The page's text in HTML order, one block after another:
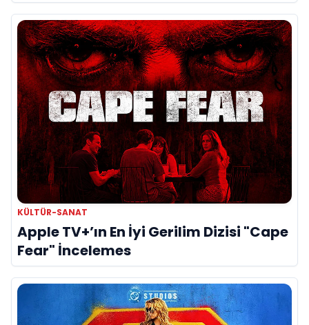
KÜLTÜR-SANAT
Apple TV+’ın En İyi Gerilim Dizisi "Cape
Fear" İncelemes